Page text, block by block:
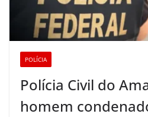
POLÍCIA
Polícia Civil do
homem